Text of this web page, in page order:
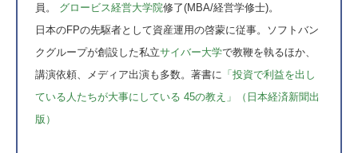
員。 グロービス経営大学院修了(MBA/経営学修士)。
日本のFPの先駆者として資産運用の啓蒙に従事。ソフトバン
クグループが創設した私立サイバー大学で教鞭を執るほか、
講演依頼、メディア出演も多数。著書に 「投資で利益を出し
ている人たちが大事にしている 45の教え」（日本経済新聞出
版）